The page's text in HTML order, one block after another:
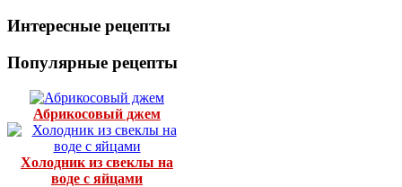
Интересные рецепты
Популярные рецепты
Абрикосовый джем
Холодник из свеклы на
воде с яйцами